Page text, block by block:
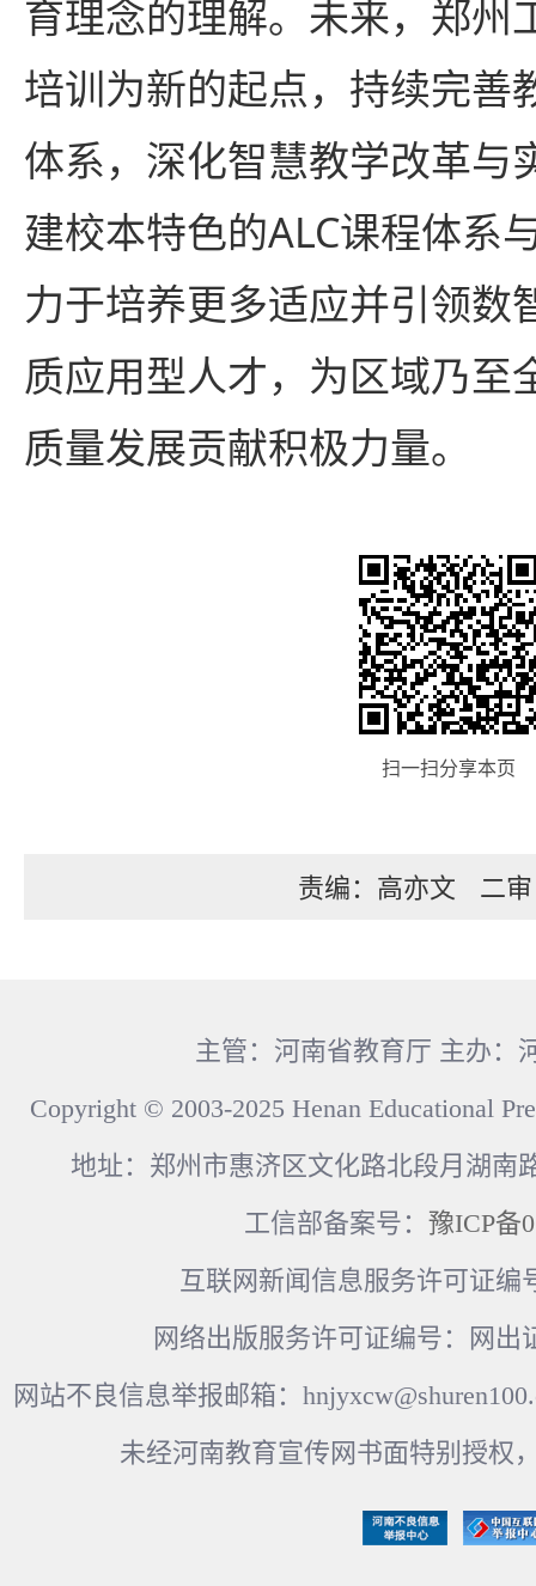
育理念的理解。未来，郑州
培训为新的起点，持续完善
体系，深化智慧教学改革与
建校本特色的ALC课程体系
力于培养更多适应并引领数
质应用型人才，为区域乃至
质量发展贡献积极力量。
扫一扫分享本页
责编：高亦文 二
主管：河南省教育厅 主办：
Copyright © 2003-2025 Henan Educational
地址：郑州市惠济区文化路北段月湖南
工信部备案号： 豫ICP备
互联网新闻信息服务许可证编
网络出版服务许可证编号：网出
网站不良信息举报邮箱：
未经河南教育宣传网书面特别授权